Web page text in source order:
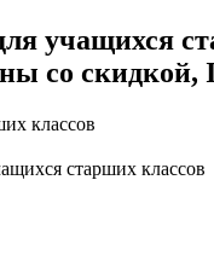
учащихся
со скидкой,
старших классов